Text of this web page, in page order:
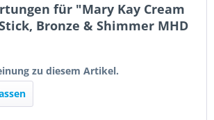
für "Mary Kay Cream
Bronze & Shimmer MHD
zu diesem Artikel.